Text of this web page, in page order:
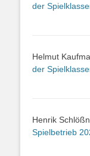
der
Helmut
der
Henrik
Spielbetrieb